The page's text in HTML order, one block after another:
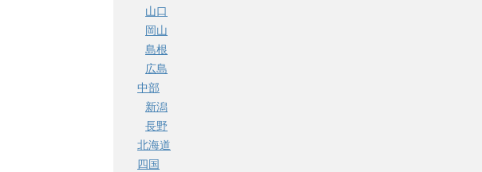
山口
岡山
島根
広島
中部
新潟
長野
北海道
四国